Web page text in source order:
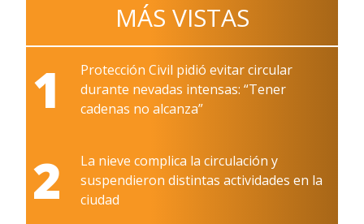
MÁS VISTAS
1
Protección Civil pidió evitar circular
durante nevadas intensas: “Tener
cadenas no alcanza”
2
La nieve complica la circulación y
suspendieron distintas actividades en la
ciudad